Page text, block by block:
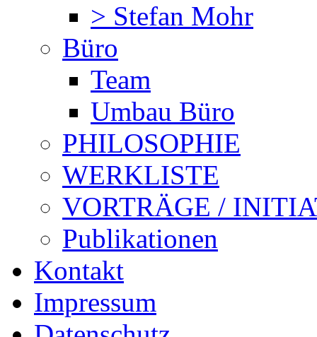
> Stefan Mohr
Büro
Team
Umbau Büro
PHILOSOPHIE
WERKLISTE
VORTRÄGE /
Publikationen
Kontakt
Impressum